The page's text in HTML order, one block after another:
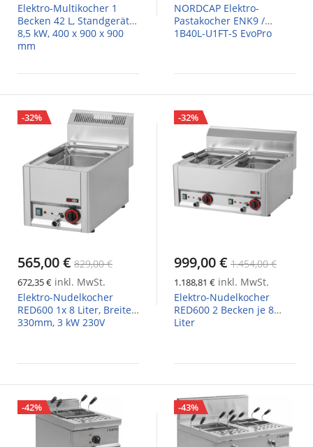
Elektro-Multikocher 1
Becken 42 L, Standgerät
8,5 kW, 400 x 900 x 900
mm
NORDCAP Elektro-
Pastakocher ENK9 /
1B40L-U1FT-S EvoPro
-32%
565,00 € 829,00 €
672,35 € inkl. MwSt.
Elektro-Nudelkocher
RED600 1x 8 Liter, Breite
330mm, 3 kW 230V
-32%
999,00 € 1.454,00 €
1.188,81 € inkl. MwSt.
Elektro-Nudelkocher
RED600 2 Becken je 8
Liter
-42% -43%